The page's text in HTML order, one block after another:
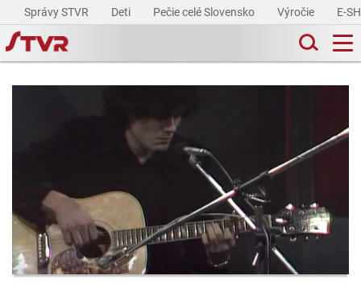
Správy STVR Deti Pečie celé Slovensko Výročie E-